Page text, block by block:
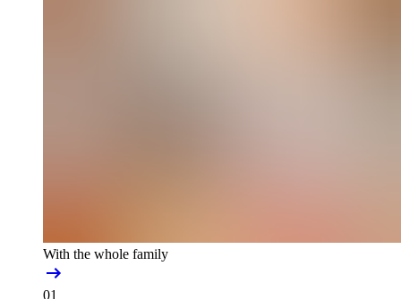
With the whole family
01